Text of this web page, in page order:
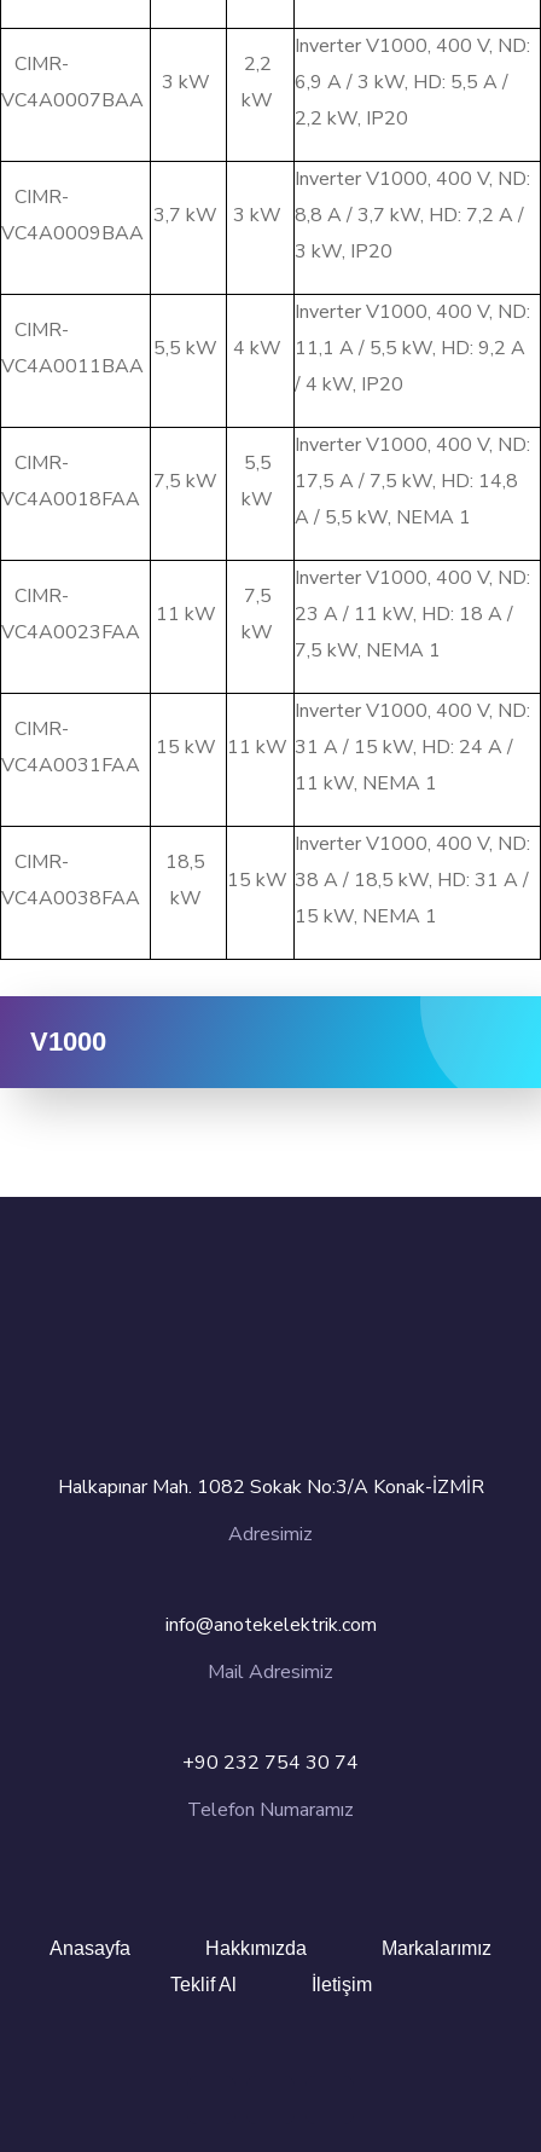
CIMR-
VC4A0007BAA
3 kW
2,2
kW
Inverter V1000, 400 V, ND:
6,9 A / 3 kW, HD: 5,5 A /
2,2 kW, IP20
CIMR-
VC4A0009BAA
3,7 kW 3 kW
Inverter V1000, 400 V, ND:
8,8 A / 3,7 kW, HD: 7,2 A /
3 kW, IP20
CIMR-
VC4A0011BAA
5,5 kW 4 kW
Inverter V1000, 400 V, ND:
11,1 A / 5,5 kW, HD: 9,2 A
/ 4 kW, IP20
CIMR-
VC4A0018FAA
7,5 kW
5,5
kW
Inverter V1000, 400 V, ND:
17,5 A / 7,5 kW, HD: 14,8
A / 5,5 kW, NEMA 1
CIMR-
VC4A0023FAA
11 kW
7,5
kW
Inverter V1000, 400 V, ND:
23 A / 11 kW, HD: 18 A /
7,5 kW, NEMA 1
CIMR-
VC4A0031FAA
15 kW 11 kW
Inverter V1000, 400 V, ND:
31 A / 15 kW, HD: 24 A /
11 kW, NEMA 1
CIMR-
VC4A0038FAA
18,5
kW
15 kW
Inverter V1000, 400 V, ND:
38 A / 18,5 kW, HD: 31 A /
15 kW, NEMA 1
V1000
Halkapınar Mah. 1082 Sokak No:3/A Konak-İZMİR
Adresimiz
info@anotekelektrik.com
Mail Adresimiz
+90 232 754 30 74
Telefon Numaramız
Anasayfa Hakkımızda
Markalarımız
Teklif Al
İletişim